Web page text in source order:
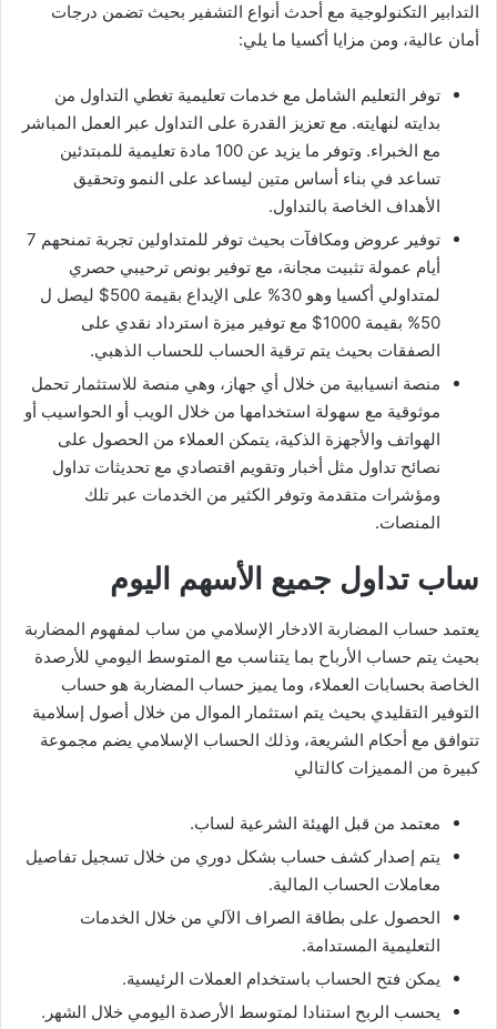
التدابير التكنولوجية مع أحدث أنواع التشفير بحيث تضمن درجات
أمان عالية، ومن مزايا أكسيا ما يلي:
توفر التعليم الشامل مع خدمات تعليمية تغطي التداول من
بدايته لنهايته. مع تعزيز القدرة على التداول عبر العمل المباشر
مع الخبراء. وتوفر ما يزيد عن 100 مادة تعليمية للمبتدئين
تساعد في بناء أساس متين ليساعد على النمو وتحقيق
الأهداف الخاصة بالتداول.
توفير عروض ومكافآت بحيث توفر للمتداولين تجربة تمنحهم 7
أيام عمولة تثبيت مجانة، مع توفير بونص ترحيبي حصري
لمتداولي أكسيا وهو 30% على الإيداع بقيمة 500$ ليصل ل
50% بقيمة 1000$ مع توفير ميزة استرداد نقدي على
الصفقات بحيث يتم ترقية الحساب للحساب الذهبي.
منصة انسيابية من خلال أي جهاز، وهي منصة للاستثمار تحمل
موثوقية مع سهولة استخدامها من خلال الويب أو الحواسيب أو
الهواتف والأجهزة الذكية، يتمكن العملاء من الحصول على
نصائح تداول مثل أخبار وتقويم اقتصادي مع تحديثات تداول
ومؤشرات متقدمة وتوفر الكثير من الخدمات عبر تلك
المنصات.
ساب تداول جميع الأسهم اليوم
يعتمد حساب المضاربة الادخار الإسلامي من ساب لمفهوم المضاربة
بحيث يتم حساب الأرباح بما يتناسب مع المتوسط اليومي للأرصدة
الخاصة بحسابات العملاء، وما يميز حساب المضاربة هو حساب
التوفير التقليدي بحيث يتم استثمار الموال من خلال أصول إسلامية
تتوافق مع أحكام الشريعة، وذلك الحساب الإسلامي يضم مجموعة
كبيرة من المميزات كالتالي
معتمد من قبل الهيئة الشرعية لساب.
يتم إصدار كشف حساب بشكل دوري من خلال تسجيل تفاصيل
معاملات الحساب المالية.
الحصول على بطاقة الصراف الآلي من خلال الخدمات
التعليمية المستدامة.
يمكن فتح الحساب باستخدام العملات الرئيسية.
يحسب الربح استنادا لمتوسط الأرصدة اليومي خلال الشهر.